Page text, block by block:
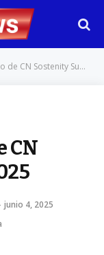
Sostenity Summit 2025
CN
junio 4, 2025